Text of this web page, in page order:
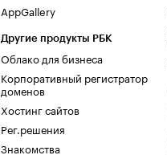
AppGallery
Другие продукты РБК
Облако для бизнеса
Корпоративный регистратор
доменов
Хостинг сайтов
Рег.решения
Знакомства